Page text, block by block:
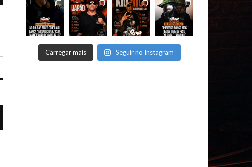
Carregar mais Seguir no Instagram